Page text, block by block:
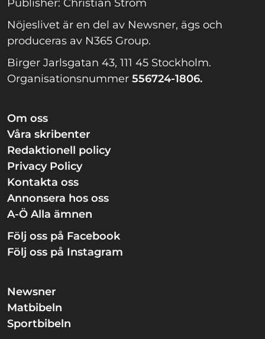
Publisher: Christian Ström
Nöjeslivet är en del av Newsner, ägs och
produceras av N365 Group.
Birger Jarlsgatan 43, 111 45 Stockholm.
Organisationsnummer 556724-1806.
Om oss
Våra skribenter
Redaktionell policy
Privacy Policy
Kontakta oss
Annonsera hos oss
A-Ö Alla ämnen
Följ oss på Facebook
Följ oss på Instagram
Newsner
Matbibeln
Sportbibeln